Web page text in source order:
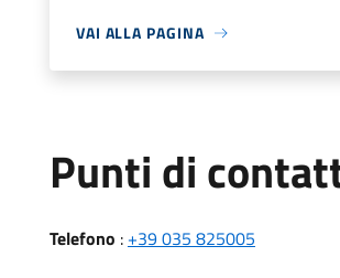
VAI ALLA PAGINA
Punti di
Telefono : +39 035 825005